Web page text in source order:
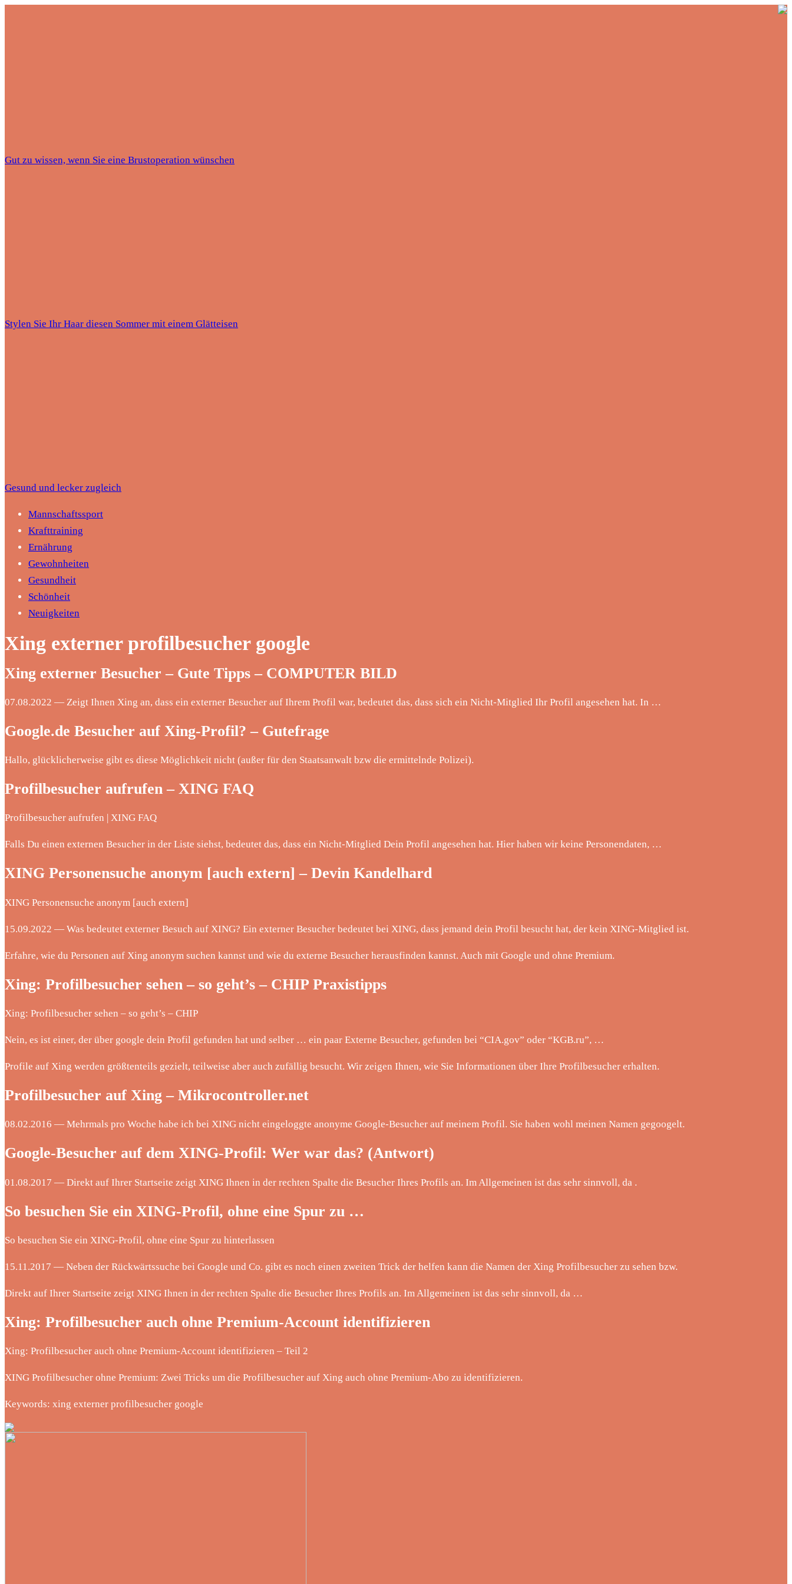
Gut zu wissen, wenn Sie eine Brustoperation wünschen
Stylen Sie Ihr Haar diesen Sommer mit einem Glätteisen
Gesund und lecker zugleich
Mannschaftssport
Krafttraining
Ernährung
Gewohnheiten
Gesundheit
Schönheit
Neuigkeiten
Xing externer profilbesucher google
Xing externer Besucher – Gute Tipps – COMPUTER BILD
07.08.2022 — Zeigt Ihnen Xing an, dass ein externer Besucher auf Ihrem Profil war, bedeutet das, dass sich ein Nicht-Mitglied Ihr Profil angesehen hat. In …
Google.de Besucher auf Xing-Profil? – Gutefrage
Hallo, glücklicherweise gibt es diese Möglichkeit nicht (außer für den Staatsanwalt bzw die ermittelnde Polizei).
Profilbesucher aufrufen – XING FAQ
Profilbesucher aufrufen | XING FAQ
Falls Du einen externen Besucher in der Liste siehst, bedeutet das, dass ein Nicht-Mitglied Dein Profil angesehen hat. Hier haben wir keine Personendaten, …
XING Personensuche anonym [auch extern] – Devin Kandelhard
XING Personensuche anonym [auch extern]
15.09.2022 — Was bedeutet externer Besuch auf XING? Ein externer Besucher bedeutet bei XING, dass jemand dein Profil besucht hat, der kein XING-Mitglied ist.
Erfahre, wie du Personen auf Xing anonym suchen kannst und wie du externe Besucher herausfinden kannst. Auch mit Google und ohne Premium.
Xing: Profilbesucher sehen – so geht’s – CHIP Praxistipps
Xing: Profilbesucher sehen – so geht’s – CHIP
Nein, es ist einer, der über google dein Profil gefunden hat und selber … ein paar Externe Besucher, gefunden bei “CIA.gov” oder “KGB.ru”, …
Profile auf Xing werden größtenteils gezielt, teilweise aber auch zufällig besucht. Wir zeigen Ihnen, wie Sie Informationen über Ihre Profilbesucher erhalten.
Profilbesucher auf Xing – Mikrocontroller.net
08.02.2016 — Mehrmals pro Woche habe ich bei XING nicht eingeloggte anonyme Google-Besucher auf meinem Profil. Sie haben wohl meinen Namen gegoogelt.
Google-Besucher auf dem XING-Profil: Wer war das? (Antwort)
01.08.2017 — Direkt auf Ihrer Startseite zeigt XING Ihnen in der rechten Spalte die Besucher Ihres Profils an. Im Allgemeinen ist das sehr sinnvoll, da .
So besuchen Sie ein XING-Profil, ohne eine Spur zu …
So besuchen Sie ein XING-Profil, ohne eine Spur zu hinterlassen
15.11.2017 — Neben der Rückwärtssuche bei Google und Co. gibt es noch einen zweiten Trick der helfen kann die Namen der Xing Profilbesucher zu sehen bzw.
Direkt auf Ihrer Startseite zeigt XING Ihnen in der rechten Spalte die Besucher Ihres Profils an. Im Allgemeinen ist das sehr sinnvoll, da …
Xing: Profilbesucher auch ohne Premium-Account identifizieren
Xing: Profilbesucher auch ohne Premium-Account identifizieren – Teil 2
XING Profilbesucher ohne Premium: Zwei Tricks um die Profilbesucher auf Xing auch ohne Premium-Abo zu identifizieren.
Keywords: xing externer profilbesucher google